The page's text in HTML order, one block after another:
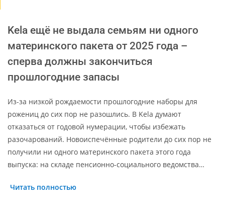
Kela ещё не выдала семьям ни одного
материнского пакета от 2025 года –
сперва должны закончиться
прошлогодние запасы
Из-за низкой рождаемости прошлогодние наборы для
рожениц до сих пор не разошлись. В Kela думают
отказаться от годовой нумерации, чтобы избежать
разочарований. Новоиспечённые родители до сих пор не
получили ни одного материнского пакета этого года
выпуска: на складе пенсионно-социального ведомства…
Читать полностью